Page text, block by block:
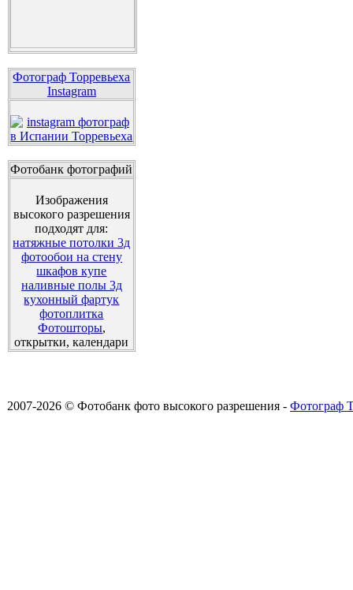
Фотограф Торревьеха
Instagram
Фотобанк фотографий
Изображения
высокого разрешения
подходят для:
натяжные потолки 3д
фотообои на стену
шкафов купе
наливные полы 3д
кухонный фартук
фотоплитка
Фотошторы,
открытки, календари
2007-2026 © Фотобанк фото высокого разрешения - Фотограф